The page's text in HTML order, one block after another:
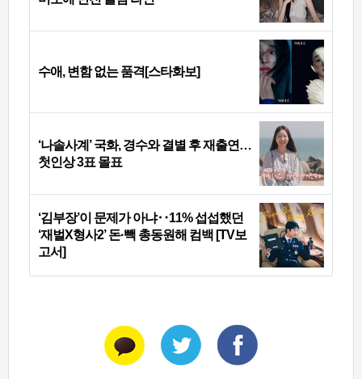
수애, 변함 없는 품격[스타화보]
‘나솔사계’ 국화, 경수와 결별 후 재출연…
첫인상 3표 몰표
‘김부장’이 문제가 아냐‥11% 섭섭했던
‘재벌X형사2’ 돈·빽 총동원해 컴백 [TV보
고서]